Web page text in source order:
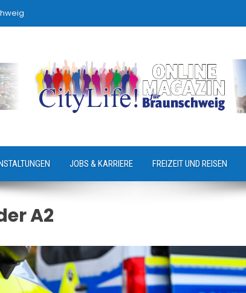
JOBS & KARRIERE FREIZEIT UND REISEN
A2